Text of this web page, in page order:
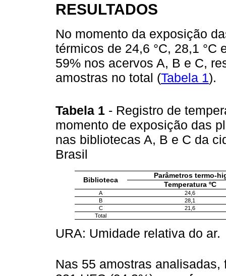
RESULTADOS
No momento da exposição
térmicos de 24,6 °C, 28,1 °C
59% nos acervos A, B e C,
amostras no total (Tabela 1).
Tabela 1 - Registro de
momento de exposição das
nas bibliotecas A, B e C da
Brasil
Biblioteca
Parâmetros termo-
Temperatura ºC
A
24,6
B
28,1
C
21,6
Total
URA: Umidade relativa do ar.
Nas 55 amostras